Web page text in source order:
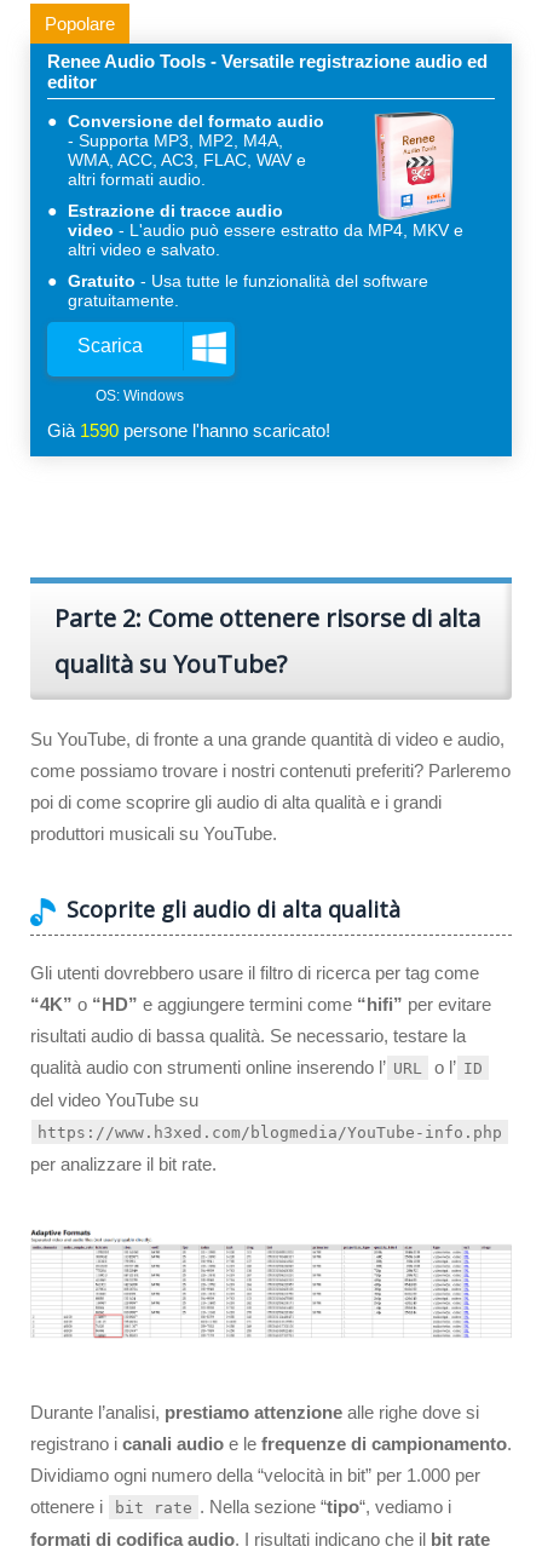
Popolare
Renee Audio Tools - Versatile registrazione audio ed
editor
Conversione del formato audio
Supporta MP3, MP2, M4A,
WMA, ACC, AC3, FLAC, WAV e
altri formati audio.
Estrazione di tracce audio
video
L'audio può essere estratto da MP4, MKV e
altri video e salvato.
Gratuito
Usa tutte le funzionalità del software
gratuitamente.
Scarica
Già 1610 persone l'hanno scaricato!
Parte 2: Come ottenere risorse di alta
qualità su YouTube?
Su YouTube, di fronte a una grande quantità di video e audio,
come possiamo trovare i nostri contenuti preferiti? Parleremo
poi di come scoprire gli audio di alta qualità e i grandi
produttori musicali su YouTube.
Scoprite gli audio di alta qualità
Gli utenti dovrebbero usare il filtro di ricerca per tag come
“4K” o “HD” e aggiungere termini come “hifi” per evitare
risultati audio di bassa qualità. Se necessario, testare la
qualità audio con strumenti online inserendo l’ URL o l’ ID
del video YouTube su
https://www.h3xed.com/blogmedia/YouTube-info.php
per analizzare il bit rate.
Durante l’analisi, prestiamo attenzione alle righe dove si
registrano i canali audio e le frequenze di campionamento.
Dividiamo ogni numero della “velocità in bit” per 1.000 per
ottenere i
bit rate . Nella sezione “tipo“, vediamo i
formati di codifica audio. I risultati indicano che il bit rate